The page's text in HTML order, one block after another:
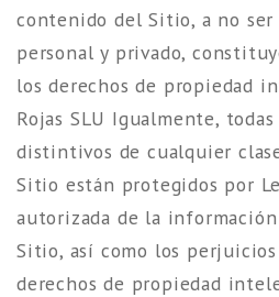
contenido del Sitio, a no ser
personal y privado,
los derechos de propiedad
Rojas SLU Igualmente,
distintivos de cualquier
Sitio están protegidos por
autorizada de la
Sitio, así como los perjuicios
derechos de propiedad